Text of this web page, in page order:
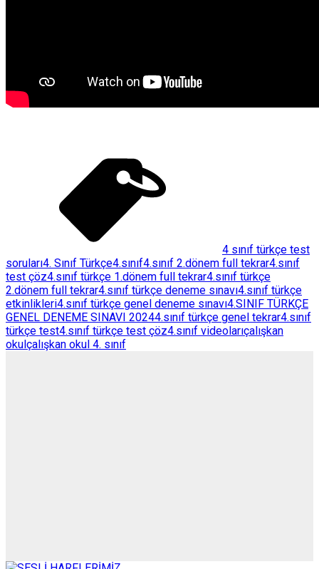
4 sınıf türkçe test
soruları4. Sınıf Türkçe4.sınıf4.sınıf 2.dönem full tekrar4.sınıf
test çöz4.sınıf türkçe 1.dönem full tekrar4.sınıf türkçe
2.dönem full tekrar4.sınıf türkçe deneme sınavı4.sınıf türkçe
etkinlikleri4.sınıf türkçe genel deneme sınavı4.SINIF TÜRKÇE
GENEL DENEME SINAVI 20244.sınıf türkçe genel tekrar4.sınıf
türkçe test4.sınıf türkçe test çöz4.sınıf videolarıçalışkan
okulçalışkan okul 4. sınıf